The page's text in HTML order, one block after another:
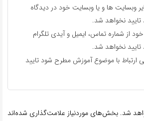
وبسایت ها و یا وبسایت خود در دیدگاه
تایید نخواهد شد.
از شماره تماس، ایمیل و آیدی تلگرام
تایید نخواهد شد.
ارتباط با موضوع آموزش مطرح شود تایید
شد. بخش‌های موردنیاز علامت‌گذاری شده‌اند